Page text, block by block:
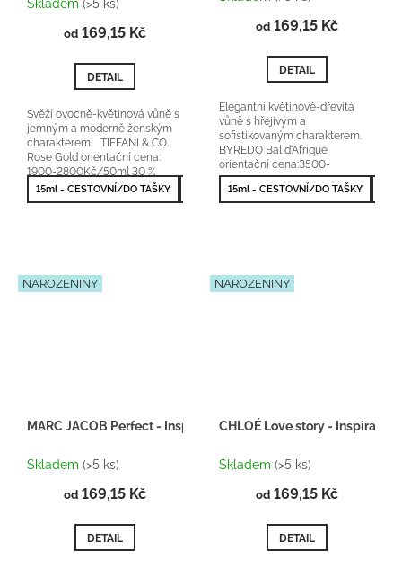
je
z
5
Skladem (>5 ks)
od 169,15 Kč
DETAIL
Svěží ovocně-květinová vůně s
jemným a moderně ženským
charakterem. TIFFANI & CO.
Rose Gold orientační cena:
1900-2800Kč/50ml 30 %
vonné esence
15ml - CESTOVNÍ/DO TAŠKY 50ml - NEJPRODÁVANĚJŠÍ 100ml -
od 169,15 Kč
DETAIL
Elegantní květinově-dřevitá
vůně s hřejivým a
sofistikovaným charakterem.
BYREDO Bal d'Afrique
orientační cena:3500-
4500Kč/50ml 20 % vonné
esence
15ml - CESTOVNÍ/DO TAŠKY
NAROZENINY
MARC JACOB Perfect - Inspirace F048
Skladem (>5 ks)
od 169,15 Kč
DETAIL
NAROZENINY
CHLOÉ Love story - Inspirace
Skladem (>5 ks)
od 169,15 Kč
DETAIL